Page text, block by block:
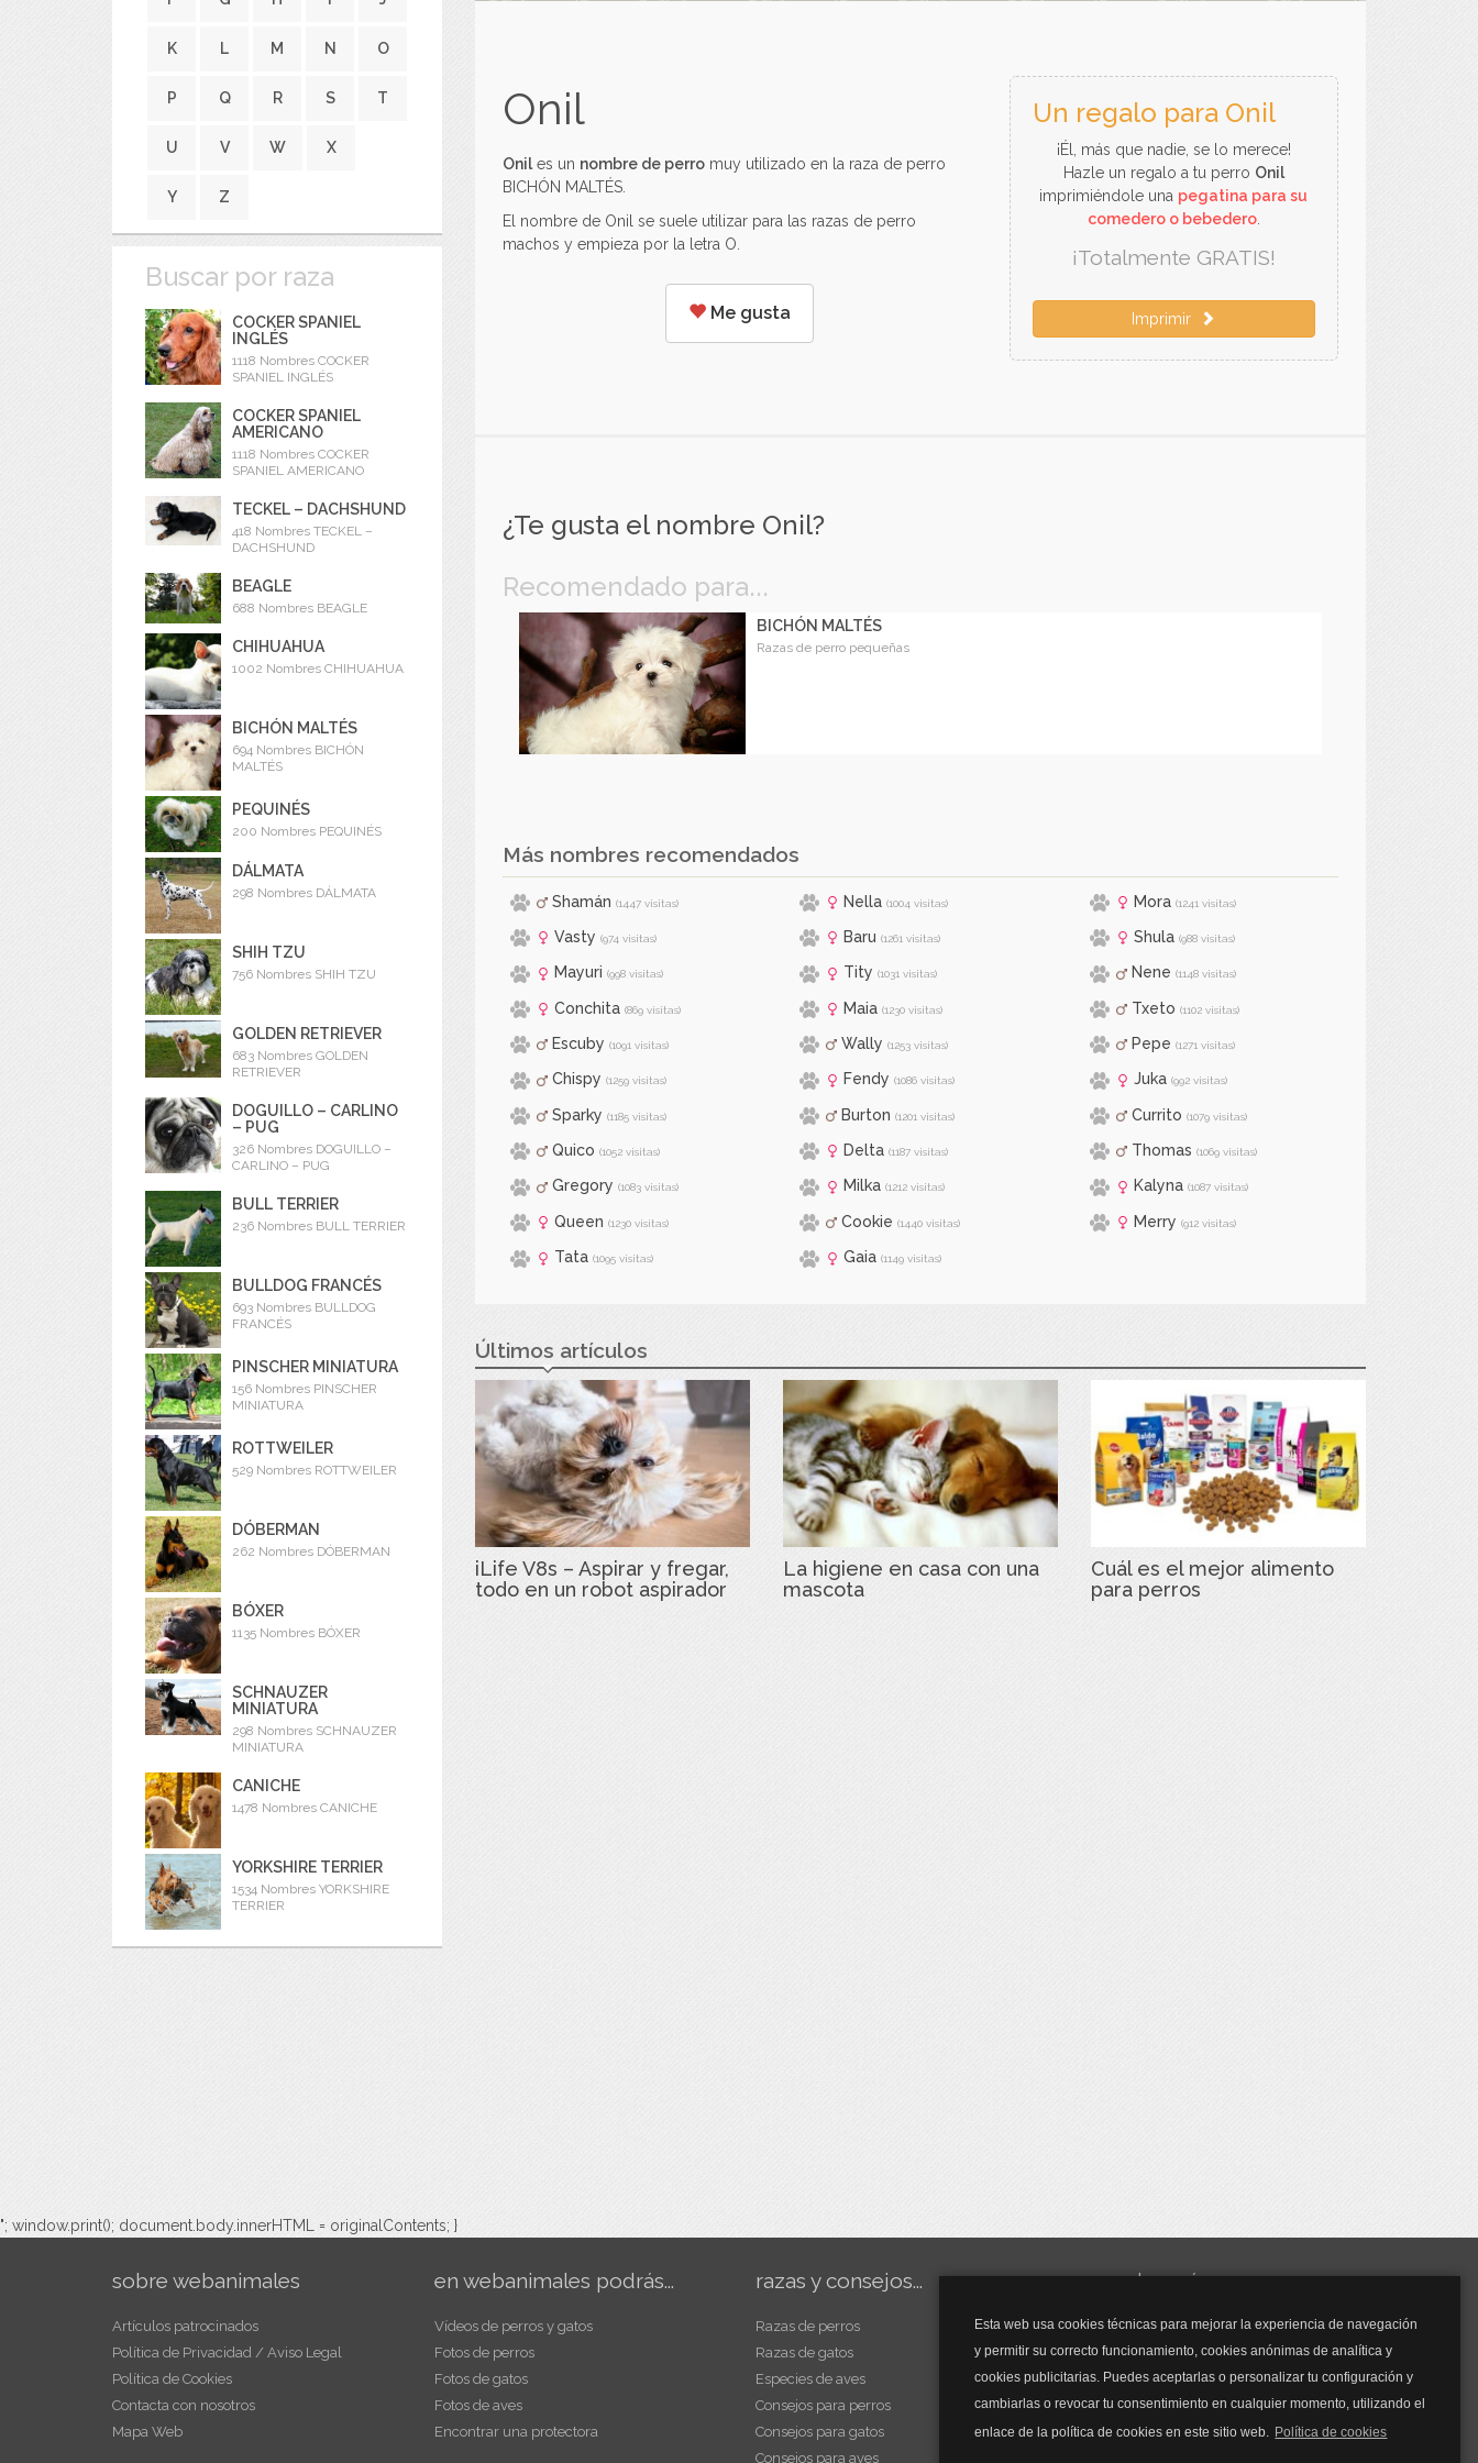
Esta web usa cookies técnicas para mejorar la experiencia de navegación
y permitir su correcto funcionamiento, cookies anónimas de analítica y
cookies publicitarias. Puedes aceptarlas o personalizar tu configuración y
cambiarlas o revocar tu consentimiento en cualquier momento, utilizando el
enlace de la política de cookies en este sitio web. Política de cookies
K L M N O
P Q R S T
U V W X
Y Z
Buscar por raza
COCKER SPANIEL
INGLÉS
1118 Nombres COCKER
SPANIEL INGLÉS
COCKER SPANIEL
AMERICANO
1118 Nombres COCKER
SPANIEL AMERICANO
TECKEL – DACHSHUND
418 Nombres TECKEL –
DACHSHUND
BEAGLE
688 Nombres BEAGLE
CHIHUAHUA
1002 Nombres CHIHUAHUA
BICHÓN MALTÉS
694 Nombres BICHÓN
MALTÉS
PEQUINÉS
200 Nombres PEQUINÉS
DÁLMATA
298 Nombres DÁLMATA
SHIH TZU
756 Nombres SHIH TZU
GOLDEN RETRIEVER
683 Nombres GOLDEN
RETRIEVER
DOGUILLO – CARLINO
– PUG
326 Nombres DOGUILLO –
CARLINO – PUG
BULL TERRIER
236 Nombres BULL TERRIER
BULLDOG FRANCÉS
693 Nombres BULLDOG
FRANCÉS
PINSCHER MINIATURA
156 Nombres PINSCHER
MINIATURA
ROTTWEILER
529 Nombres ROTTWEILER
DÓBERMAN
262 Nombres DÓBERMAN
BÓXER
1135 Nombres BÓXER
SCHNAUZER
MINIATURA
298 Nombres SCHNAUZER
MINIATURA
CANICHE
1478 Nombres CANICHE
YORKSHIRE TERRIER
1534 Nombres YORKSHIRE
TERRIER
Onil
Onil es un nombre de perro muy utilizado en la raza de perro
BICHÓN MALTÉS.
El nombre de Onil se suele utilizar para las razas de perro
machos y empieza por la letra O.
Me gusta
Un regalo para Onil
¡Él, más que nadie, se lo merece!
Hazle un regalo a tu perro Onil
imprimiéndole una pegatina para su
comedero o bebedero.
¡Totalmente GRATIS!
Imprimir
¿Te gusta el nombre Onil?
Recomendado para...
BICHÓN MALTÉS
Razas de perro pequeñas
Más nombres recomendados
Shamán (1447 visitas) Nella (1004 visitas) Mora (1241 visitas)
Vasty (974 visitas) Baru (1261 visitas) Shula (988 visitas)
Mayuri (998 visitas) Tity (1031 visitas) Nene (1148 visitas)
Conchita (869 visitas) Maia (1230 visitas) Txeto (1102 visitas)
Escuby (1091 visitas) Wally (1253 visitas) Pepe (1271 visitas)
Chispy (1259 visitas) Fendy (1086 visitas) Juka (992 visitas)
Sparky (1185 visitas) Burton (1201 visitas) Currito (1079 visitas)
Quico (1052 visitas) Delta (1187 visitas) Thomas (1069 visitas)
Gregory (1083 visitas) Milka (1212 visitas) Kalyna (1087 visitas)
Queen (1230 visitas) Cookie (1440 visitas) Merry (912 visitas)
Tata (1095 visitas) Gaia (1149 visitas)
Últimos artículos
iLife V8s – Aspirar y fregar,
todo en un robot aspirador
La higiene en casa con una
mascota
Cuál es el mejor alimento
para perros
"; window.print(); document.body.innerHTML = originalContents; }
sobre webanimales
Artículos patrocinados
Política de Privacidad / Aviso Legal
Política de Cookies
Contacta con nosotros
Mapa Web
en webanimales podrás...
Vídeos de perros y gatos
Fotos de perros
Fotos de gatos
Fotos de aves
Encontrar una protectora
razas y consejos...
Razas de perros
Razas de gatos
Especies de aves
Consejos para perros
Consejos para gatos
Consejos para aves
y mucho más...
Mascarillas
Mascarillas FFP2
Mascarillas FFP3
Bolsos
Bolsos Tous